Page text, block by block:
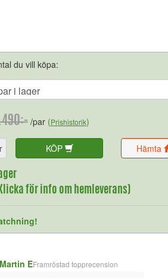
du vill köpa:
/par (Prishistorik)
KÖP Hämta
för info om hemleverans)
Martin EFramröstad topprecension